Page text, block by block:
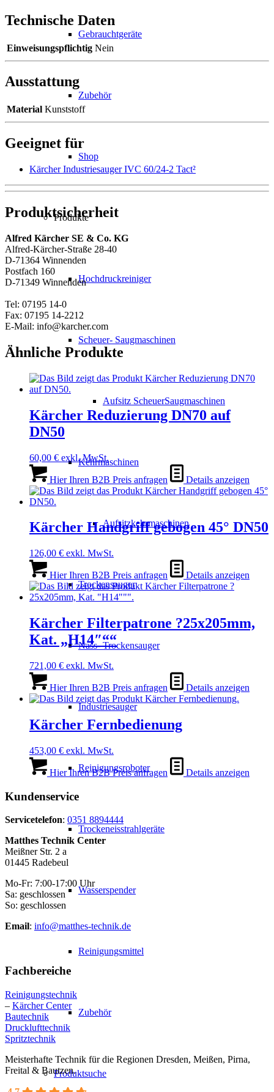
Gebrauchtgeräte
Zubehör
Shop
Produkte
Hochdruckreiniger
Scheuer- Saugmaschinen
Aufsitz ScheuerSaugmaschinen
Kehrmaschinen
Aufsitzkehrmaschinen
Trockensauger
Nass- Trockensauger
Industriesauger
Reinigungsroboter
Trockeneisstrahlgeräte
Wasserspender
Reinigungsmittel
Zubehör
Produktsuche
Technische Daten
Einweisungspflichtig Nein
Ausstattung
Material Kunststoff
Geeignet für
Kärcher Industriesauger IVC 60/24-2 Tact²
Produktsicherheit
Alfred Kärcher SE & Co. KG
Alfred-Kärcher-Straße 28-40
D-71364 Winnenden
Postfach 160
D-71349 Winnenden
Tel: 07195 14-0
Fax: 07195 14-2212
E-Mail: info@karcher.com
Ähnliche Produkte
Kärcher Reduzierung DN70 auf
DN50
60,00 € exkl. MwSt.
Hier Ihren B2B Preis anfragen Details anzeigen
Kärcher Handgriff gebogen 45° DN50
126,00 € exkl. MwSt.
Hier Ihren B2B Preis anfragen Details anzeigen
Kärcher Filterpatrone ?25x205mm,
Kat. „H14″““
721,00 € exkl. MwSt.
Hier Ihren B2B Preis anfragen Details anzeigen
Kärcher Fernbedienung
453,00 € exkl. MwSt.
Hier Ihren B2B Preis anfragen Details anzeigen
Kundenservice
Servicetelefon: 0351 8894444
Matthes Technik Center
Meißner Str. 2 a
01445 Radebeul
Mo-Fr: 7:00-17:00 Uhr
Sa: geschlossen
So: geschlossen
Email: info@matthes-technik.de
Fachbereiche
Reinigungstechnik
– Kärcher Center
Bautechnik
Drucklufttechnik
Spritztechnik
Meisterhafte Technik für die Regionen Dresden, Meißen, Pirna,
Freital & Bautzen.